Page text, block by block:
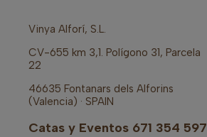
Vinya Alforí, S.L.
CV-655 km 3,1. Polígono 31, Parcela
22
46635 Fontanars dels Alforins
(Valencia) · SPAIN
Catas y Eventos 671 354 597